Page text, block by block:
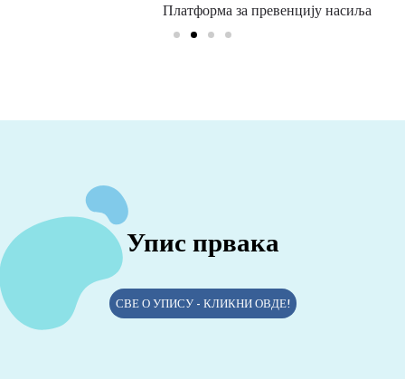
Платформа за превенцију насиља
Упис првака
СВЕ О УПИСУ - КЛИКНИ ОВДЕ!